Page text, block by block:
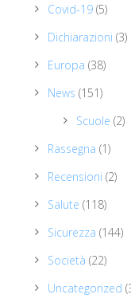
Covid-19 (5)
Dichiarazioni (3)
Europa (38)
News (151)
Scuole (2)
Rassegna (1)
Recensioni (2)
Salute (118)
Sicurezza (144)
Società (22)
Uncategorized